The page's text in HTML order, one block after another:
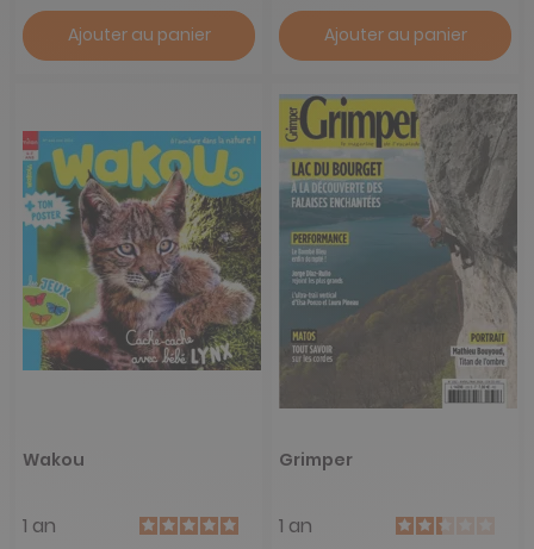
Ajouter au panier Ajouter au panier
Wakou
1 an
Grimper
1 an